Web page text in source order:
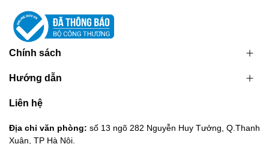
Chính sách
Hướng dẫn
Liên hệ
Địa chỉ văn phòng: số 13 ngõ 282 Nguyễn Huy Tưởng, Q.Thanh
Xuân, TP Hà Nội.